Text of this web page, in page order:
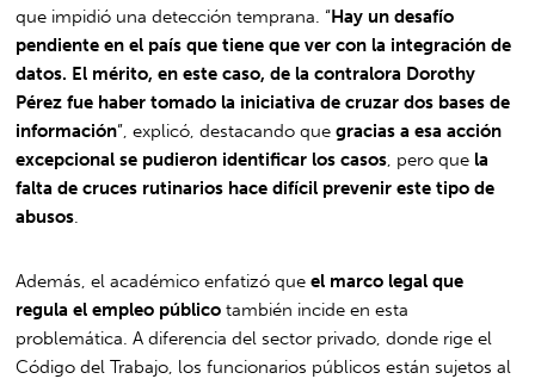
que impidió una detección temprana. “Hay un desafío
pendiente en el país que tiene que ver con la integración de
datos. El mérito, en este caso, de la contralora Dorothy
Pérez fue haber tomado la iniciativa de cruzar dos bases de
información”, explicó, destacando quegracias a esa acción
excepcional se pudieron identificar los casos , pero que la
falta de cruces rutinarios hace difícil prevenir este tipo de
abusos
Además, el académico enfatizó queel marco legal que
regula el empleo público también incide en esta
problemática. A diferencia del sector privado, donde rige el
Código del Trabajo, los funcionarios públicos están sujetos al